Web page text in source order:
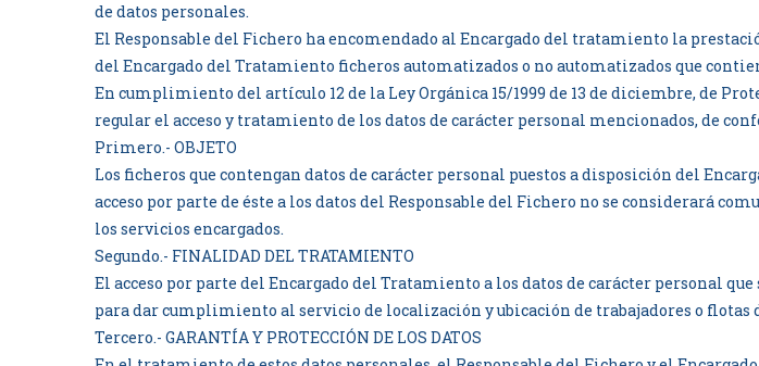
de datos personales.
El Responsable del Fichero ha encomendado al Encargado del tratamiento la
del Encargado del Tratamiento ficheros automatizados o no automatizados que
En cumplimiento del artículo 12 de la Ley Orgánica 15/1999 de 13 de diciembre, de
regular el acceso y tratamiento de los datos de carácter personal mencionados, de
Primero.- OBJETO
Los ficheros que contengan datos de carácter personal puestos a disposición del
acceso por parte de éste a los datos del Responsable del Fichero no se considerará
los servicios encargados.
Segundo.- FINALIDAD DEL TRATAMIENTO
El acceso por parte del Encargado del Tratamiento a los datos de carácter personal
para dar cumplimiento al servicio de localización y ubicación de trabajadores o flotas
Tercero.- GARANTÍA Y PROTECCIÓN DE LOS DATOS